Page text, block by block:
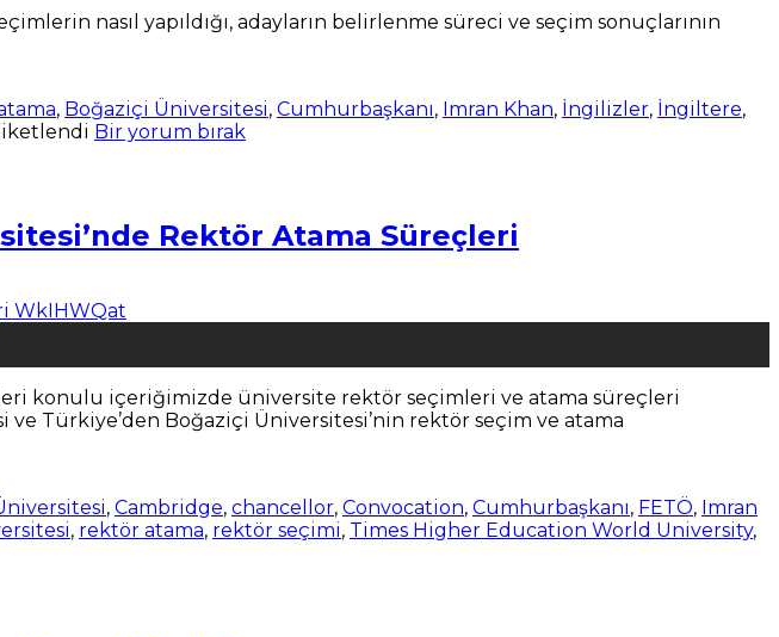
nasıl yapıldığı, adayların belirlenme süreci ve seçim sonuçlarının
, Boğaziçi Üniversitesi, Cumhurbaşkanı, Imran Khan, İngilizler, İngiltere,
Bir yorum bırak
Rektör Atama Süreçleri
konulu içeriğimizde üniversite rektör seçimleri ve atama süreçleri
Türkiye’den Boğaziçi Üniversitesi’nin rektör seçim ve atama
, Cambridge, chancellor, Convocation, Cumhurbaşkanı, FETÖ, Imran
, rektör atama, rektör seçimi, Times Higher Education World University,